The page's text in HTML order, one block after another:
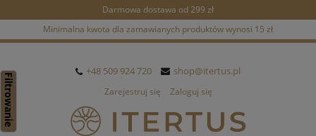
Darmowa dostawa od 299 zł
Minimalna kwota dla zamawianych produktów wynosi 15 zł
+48 509 924 720 shop@itertus.pl
Zarejestruj się Zaloguj się
Filtrowanie